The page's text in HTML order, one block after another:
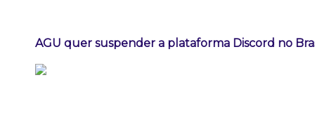
AGU quer suspender a plataforma Discord no